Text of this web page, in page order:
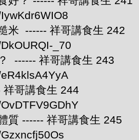
米 ------ 祥哥講食生 242
_70
------ 祥哥講食生 243
哥講食生 244
質 ------ 祥哥講食生 245